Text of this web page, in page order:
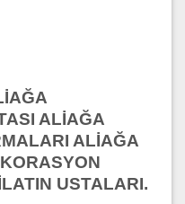
ALİAĞA
ALİAĞA
USTALARI.